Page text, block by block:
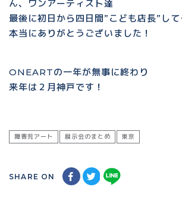
ん、ワンアーティスト達
最後に初日から四日間”こども店長”して
本当にありがとうございました！
ONEARTの一年が無事に終わり
来年は２月神戸です！
障害児アート 展示会のまとめ 東京
SHARE ON